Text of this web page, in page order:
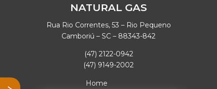
NATURAL GAS
Rua Rio Correntes, 53 – Rio Pequeno
Camboriú – SC – 88343-842
(47) 2122-0942
(47) 9149-2002
Home